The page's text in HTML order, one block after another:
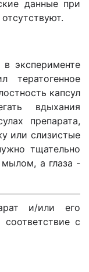
данные при
эксперименте
тератогенное
капсул
вдыхания
препарата,
или слизистые
тщательно
а глаза -
и/или его
с